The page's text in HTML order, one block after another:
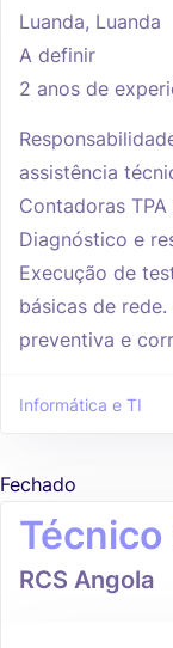
Luanda, Luanda
A definir
2 anos de
assistência
Contadoras
Diagnóstico e
Execução de
básicas de
preventiva e
Informática e TI
Fechado
RCS Angola